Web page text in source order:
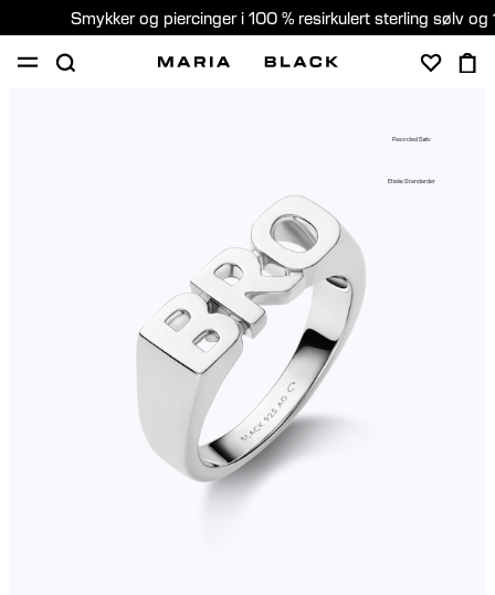
Smykker og piercinger i 100 % resirkulert sterling sølv og
Recycled Sølv
Etiske Standarder